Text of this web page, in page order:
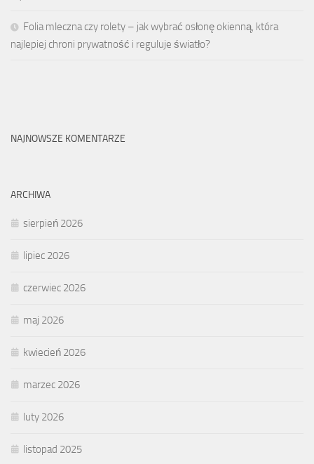
Folia mleczna czy rolety – jak wybrać osłonę okienną, która
najlepiej chroni prywatność i reguluje światło?
NAJNOWSZE KOMENTARZE
ARCHIWA
sierpień 2026
lipiec 2026
czerwiec 2026
maj 2026
kwiecień 2026
marzec 2026
luty 2026
listopad 2025